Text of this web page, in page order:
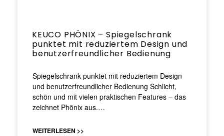
KEUCO PHÖNIX – Spiegelschrank
punktet mit reduziertem Design und
benutzerfreundlicher Bedienung
Spiegelschrank punktet mit reduziertem Design
und benutzerfreundlicher Bedienung Schlicht,
schön und mit vielen praktischen Features – das
zeichnet Phönix aus.…
WEITERLESEN >>